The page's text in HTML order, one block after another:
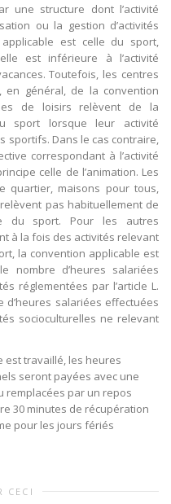
une structure dont l’activité
ou la gestion d’activités
est celle du sport,
est inférieure à l’activité
Toutefois, les centres
général, de la convention
de loisirs relèvent de la
sport lorsque leur activité
sportifs. Dans le cas contraire,
correspondant à l’activité
celle de l’animation. Les
quartier, maisons pour tous,
pas habituellement de
du sport. Pour les autres
à la fois des activités relevant
la convention applicable est
nombre d’heures salariées
réglementées par l’article L.
salariées effectuées
socioculturelles ne relevant
est travaillé, les heures
seront payées avec une
remplacées par un repos
30 minutes de récupération
pour les jours fériés
CECI